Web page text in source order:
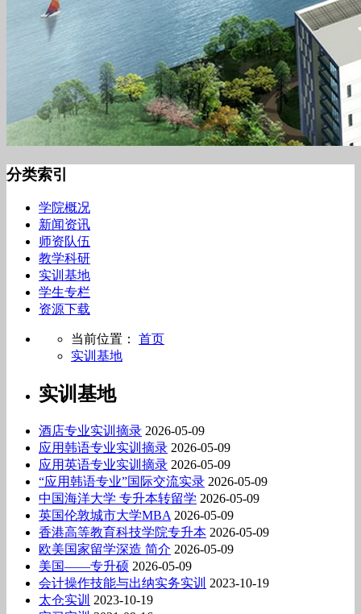
分类索引
学院概况
新闻资讯
师资队伍
教学科研
实训基地
学生专栏
资源下载
当前位置： 首页
实训基地
实训基地
酒店专业实训摘录 2026-05-09
应用韩语专业实训摘录 2026-05-09
应用英语专业实训摘录 2026-05-09
“应用韩语专业”国际交流实录 2026-05-09
中国海洋大学 专升本转留学 2026-05-09
英国伦敦城市大学MBA 2026-05-09
香港高等教育科技学院专升本 2026-05-09
欧美国家留学深造 简介 2026-05-09
美国——专升硕 2026-05-09
会计操作技能与出纳实务实训 2023-10-19
太仓实训 2023-10-19